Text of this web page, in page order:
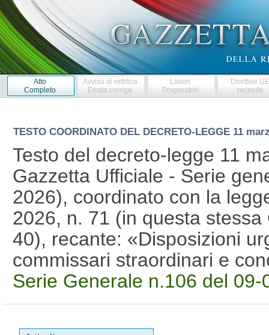
Atto
Completo
Avviso di rettifica
Errata corrige
Lavori
Preparatori
Direttive
recepite
TESTO COORDINATO DEL DECRETO-LEGGE 11
Testo del decreto-legge 11
Gazzetta Ufficiale - Serie
2026), coordinato con la
2026, n. 71 (in questa
40), recante: «Disposizioni
commissari straordinari e
Serie Generale n.106 del 09-